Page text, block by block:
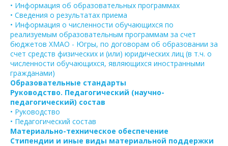
• Информация об образовательных программах
• Сведения о результатах приема
• Информация о численности обучающихся по
реализуемым образовательным программам за счет
бюджетов ХМАО - Югры, по договорам об образовании за
счет средств физических и (или) юридических лиц (в т.ч. о
численности обучающихся, являющихся иностранными
гражданами)
Образовательные стандарты
Руководство. Педагогический (научно-
педагогический) состав
• Руководство
• Педагогический состав
Материально-техническое обеспечение
Стипендии и иные виды материальной поддержки